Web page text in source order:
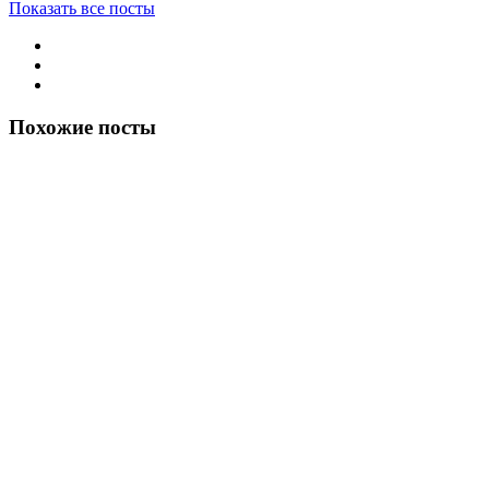
Показать все посты
Похожие посты